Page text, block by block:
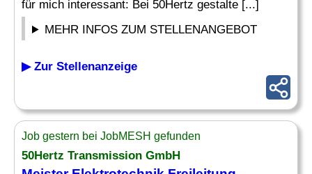
für mich interessant: Bei 50Hertz gestalte [...]
MEHR INFOS ZUM STELLENANGEBOT
▶ Zur Stellenanzeige
Job gestern bei JobMESH gefunden
50Hertz Transmission GmbH